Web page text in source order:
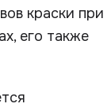
краски при
его также